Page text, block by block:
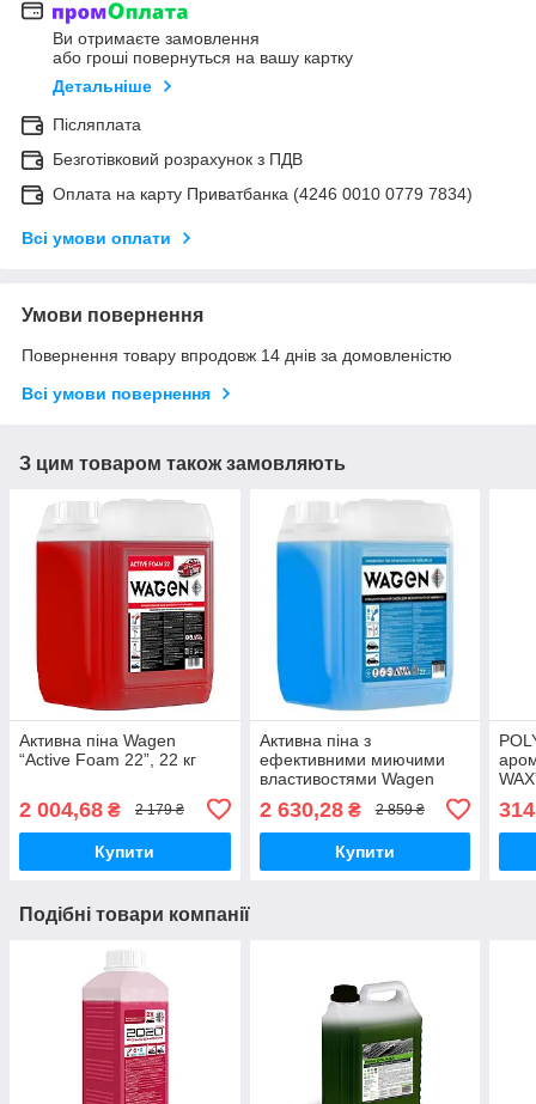
Ви отримаєте замовлення
або гроші повернуться на вашу картку
Детальніше
Післяплата
Безготівковий розрахунок з ПДВ
Оплата на карту Приватбанка (4246 0010 0779 7834)
Всі умови оплати
Умови повернення
Повернення товару впродовж 14 днів за домовленістю
Всі умови повернення
З цим товаром також замовляють
Активна піна Wagen
“Active Foam 22”, 22 кг
2 004,68 ₴ 2 179 ₴
Купити
Активна піна з
ефективними миючими
властивостями Wagen
2 630,28₴ 2 859 ₴
Купити
Подібні товари компанії